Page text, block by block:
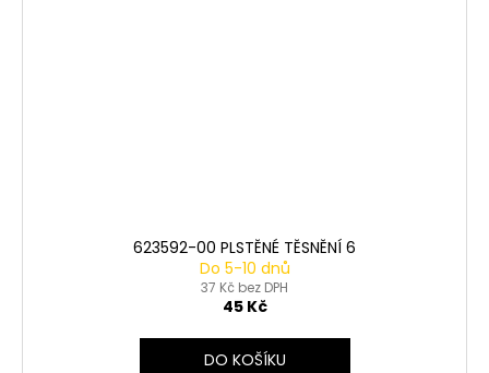
623592-00 PLSTĚNÉ TĚSNĚNÍ 6
Do 5-10 dnů
37 Kč bez DPH
45 Kč
DO KOŠÍKU